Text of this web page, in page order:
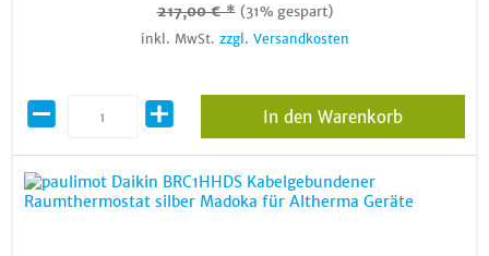
217,00 € * (31% gespart)
inkl. MwSt. zzgl. Versandkosten
In den Warenkorb